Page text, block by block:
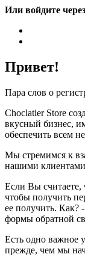
Или войдите через
Привет!
Пара слов о
Choclatier Store
вкусный бизнес,
обеспечить всем
Мы стремимся к
нашими
Если Вы считаете,
чтобы получить
ее получить. Как?
формы обратной
Есть одно важное
прежде, чем мы